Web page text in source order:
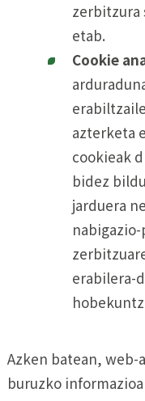
zerbitzura
etab.
Cookie
azterketa
cookieak
bidez
jarduera
erabilera-
Azken batean,
buruzko